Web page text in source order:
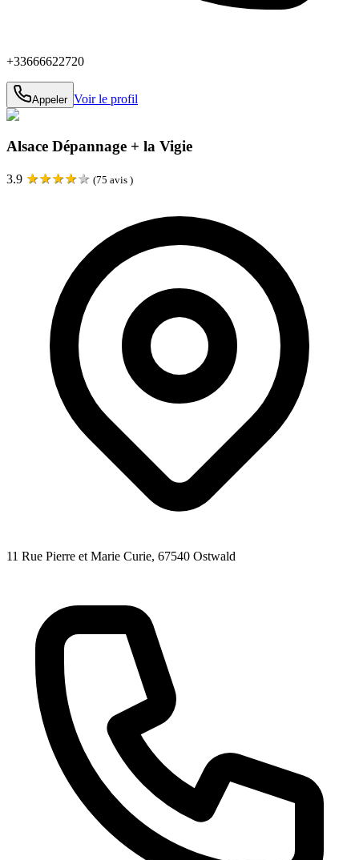
+33666622720
Appeler Voir le profil
Alsace Dépannage + la Vigie
3.9 ★★★★★ (75 avis )
11 Rue Pierre et Marie Curie, 67540 Ostwald